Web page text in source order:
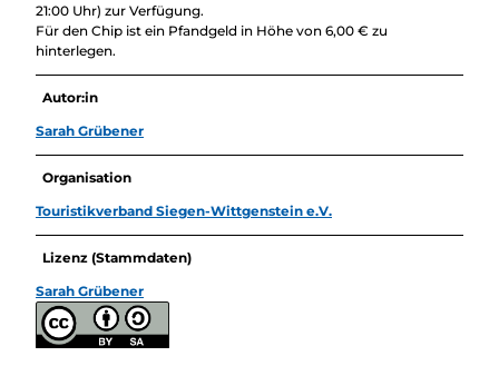
21:00 Uhr) zur Verfügung.
Für den Chip ist ein Pfandgeld in Höhe von 6,00 € zu
hinterlegen.
Autor:in
Sarah Grübener
Organisation
Touristikverband Siegen-Wittgenstein e.V.
Lizenz (Stammdaten)
Sarah Grübener